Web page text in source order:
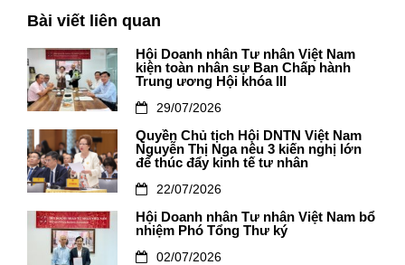
Bài viết liên quan
Hội Doanh nhân Tư nhân Việt Nam
kiện toàn nhân sự Ban Chấp hành
Trung ương Hội khóa III
29/07/2026
Quyền Chủ tịch Hội DNTN Việt Nam
Nguyễn Thị Nga nêu 3 kiến nghị lớn
để thúc đẩy kinh tế tư nhân
22/07/2026
Hội Doanh nhân Tư nhân Việt Nam bổ
nhiệm Phó Tổng Thư ký
02/07/2026